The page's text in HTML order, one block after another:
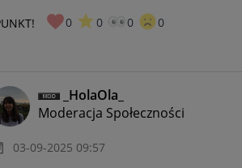
0 0 0 0
_HolaOla_
Moderacja Społeczności
‎03-09-2025 09:57